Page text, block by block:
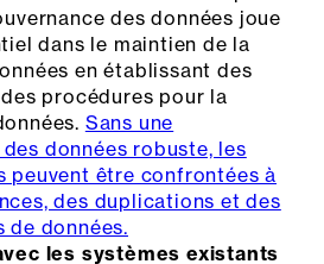
des données joue
dans le maintien de la
en établissant des
procédures pour la
Sans une
données robuste, les
peuvent être confrontées à
des duplications et des
de données.
les systèmes existants